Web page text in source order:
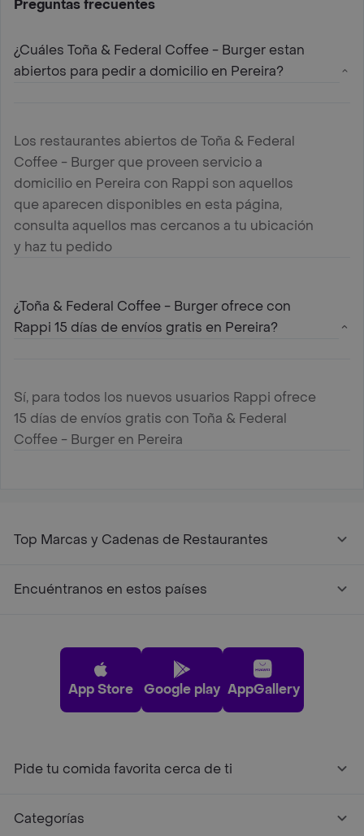
Preguntas frecuentes
¿Cuáles Toña & Federal Coffee - Burger estan
abiertos para pedir a domicilio en Pereira?
Los restaurantes abiertos de Toña & Federal
Coffee - Burger que proveen servicio a
domicilio en Pereira con Rappi son aquellos
que aparecen disponibles en esta página,
consulta aquellos mas cercanos a tu ubicación
y haz tu pedido
¿Toña & Federal Coffee - Burger ofrece con
Rappi 15 días de envíos gratis en Pereira?
Sí, para todos los nuevos usuarios Rappi ofrece
15 días de envíos gratis con Toña & Federal
Coffee - Burger en Pereira
Top Marcas y Cadenas de Restaurantes
Encuéntranos en estos países
App Store Google play AppGallery
Pide tu comida favorita cerca de ti
Categorías